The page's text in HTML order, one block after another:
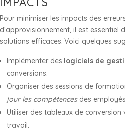
Pour minimiser les impacts des
d’approvisionnement, il est essentiel
solutions efficaces. Voici quelques
Implémenter des logiciels de
conversions.
Organiser des sessions de
jour les compétencesdes
Utiliser des tableaux de conversion
travail.